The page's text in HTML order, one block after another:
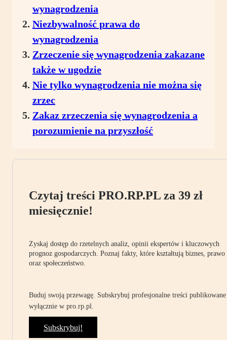
wynagrodzenia
Niezbywalność prawa do
wynagrodzenia
Zrzeczenie się wynagrodzenia zakazane
także w ugodzie
Nie tylko wynagrodzenia nie można się
zrzec
Zakaz zrzeczenia się wynagrodzenia a
porozumienie na przyszłość
Czytaj treści PRO.RP.PL za 39 zł
miesięcznie!
Zyskaj dostęp do rzetelnych analiz, opinii ekspertów i kluczowych
prognoz gospodarczych. Poznaj fakty, które kształtują biznes, prawo
oraz społeczeństwo.
Buduj swoją przewagę. Subskrybuj profesjonalne treści publikowane
wyłącznie w pro.rp.pl.
Subskrybuj!